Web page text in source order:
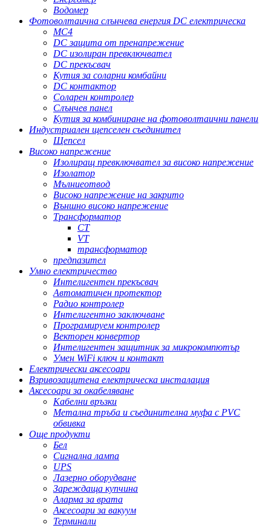
Водомер
Фотоволтаична слънчева енергия DC електрическа
MC4
DC защита от пренапрежение
DC изолиран превключвател
DC прекъсвач
Кутия за соларни комбайни
DC контактор
Соларен контролер
Слънчев панел
Кутия за комбиниране на фотоволтаични панели
Индустриален щепселен съединител
Щепсел
Високо напрежение
Изолиращ превключвател за високо напрежение
Изолатор
Мълниеотвод
Високо напрежение на закрито
Външно високо напрежение
Трансформатор
CT
VT
трансформатор
предпазител
Умно електричество
Интелигентен прекъсвач
Автоматичен протектор
Радио контролер
Интелигентно заключване
Програмируем контролер
Векторен конвертор
Интелигентен защитник за микрокомпютър
Умен WiFi ключ и контакт
Електрически аксесоари
Взривозащитена електрическа инсталация
Аксесоари за окабеляване
Кабелни връзки
Метална тръба и съединителна муфа с PVC
обвивка
Още продукти
Бел
Сигнална лампа
UPS
Лазерно оборудване
Зареждаща купчина
Аларма за врата
Аксесоари за вакуум
Терминали